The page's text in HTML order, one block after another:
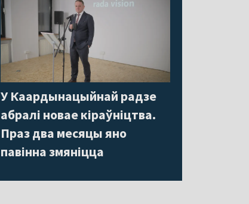
У Каардынацыйнай радзе
абралі новае кіраўніцтва.
Праз два месяцы яно
павінна змяніцца